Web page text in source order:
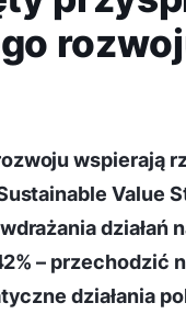
wspierają
Value
działań
– przechodzić
działania